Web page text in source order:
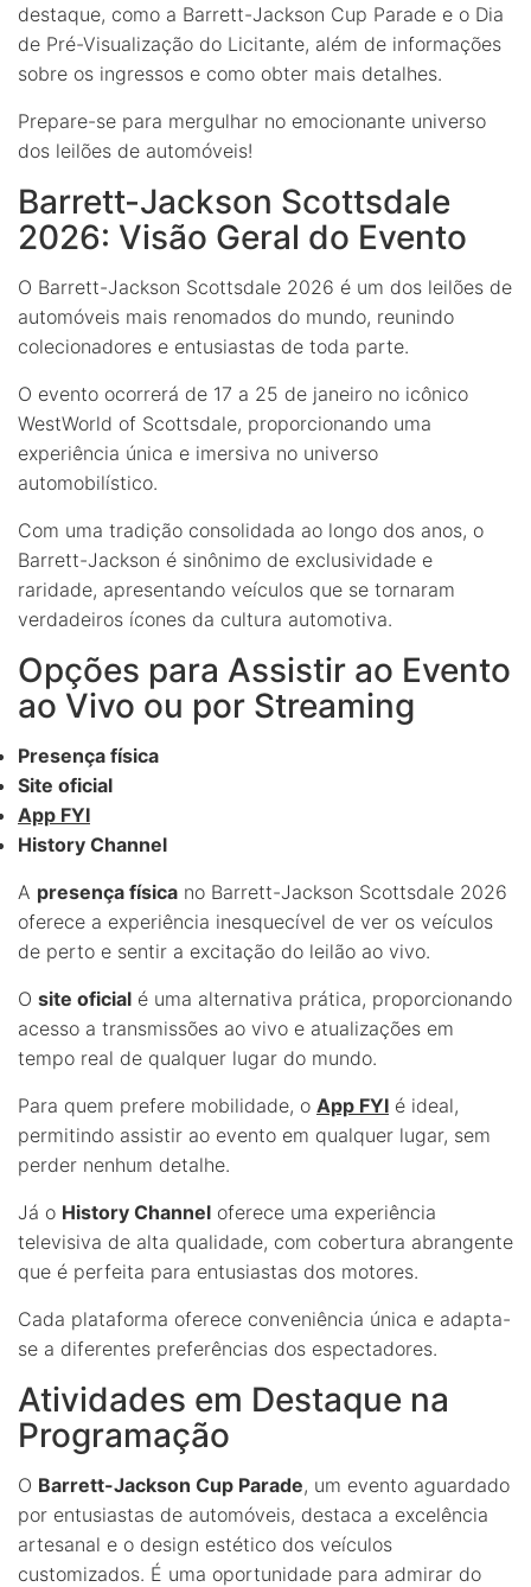
destaque, como a Barrett-Jackson Cup Parade e o Dia
de Pré-Visualização do Licitante, além de informações
sobre os ingressos e como obter mais detalhes.
Prepare-se para mergulhar no emocionante universo
dos leilões de automóveis!
Barrett-Jackson Scottsdale
2026: Visão Geral do Evento
O Barrett-Jackson Scottsdale 2026 é um dos leilões de
automóveis mais renomados do mundo, reunindo
colecionadores e entusiastas de toda parte.
O evento ocorrerá de 17 a 25 de janeiro no icônico
WestWorld of Scottsdale, proporcionando uma
experiência única e imersiva no universo
automobilístico.
Com uma tradição consolidada ao longo dos anos, o
Barrett-Jackson é sinônimo de exclusividade e
raridade, apresentando veículos que se tornaram
verdadeiros ícones da cultura automotiva.
Opções para Assistir ao Evento
ao Vivo ou por Streaming
Presença física
Site oficial
App FYI
History Channel
A presença física no Barrett-Jackson Scottsdale 2026
oferece a experiência inesquecível de ver os veículos
de perto e sentir a excitação do leilão ao vivo.
O site oficial é uma alternativa prática, proporcionando
acesso a transmissões ao vivo e atualizações em
tempo real de qualquer lugar do mundo.
Para quem prefere mobilidade, o App FYI é ideal,
permitindo assistir ao evento em qualquer lugar, sem
perder nenhum detalhe.
Já o History Channel oferece uma experiência
televisiva de alta qualidade, com cobertura abrangente
que é perfeita para entusiastas dos motores.
Cada plataforma oferece conveniência única e adapta-
se a diferentes preferências dos espectadores.
Atividades em Destaque na
Programação
O Barrett-Jackson Cup Parade, um evento aguardado
por entusiastas de automóveis, destaca a excelência
artesanal e o design estético dos veículos
customizados. É uma oportunidade para admirar do